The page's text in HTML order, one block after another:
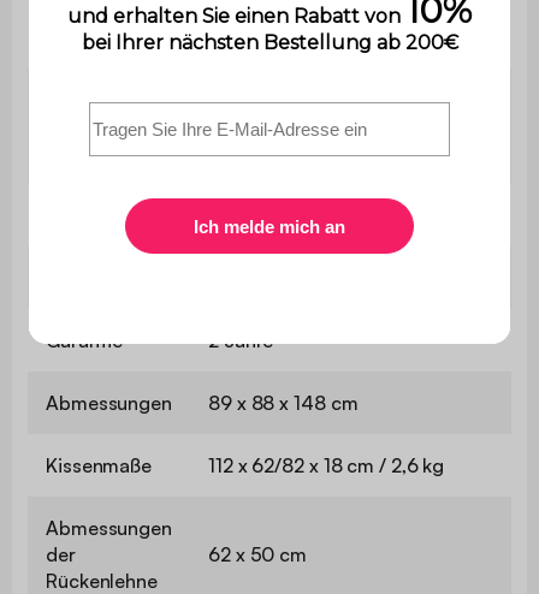
Maximale
Belastung
110 kg
Montage
Der Aufbau ist sehr einfach,
eine Bedienungsanleitung wird
mitgeliefert.
Enthält Holz Nein
Garantie 2 Jahre
Abmessungen 89 x 88 x 148 cm
Kissenmaße 112 x 62/82 x 18 cm / 2,6 kg
Abmessungen
der
Rückenlehne
62 x 50 cm